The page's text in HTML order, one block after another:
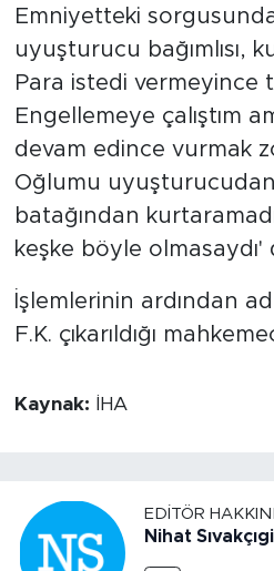
Emniyetteki
uyuşturucu bağımlısı,
Para istedi vermeyince
Engellemeye çalıştım
devam edince vurmak
Oğlumu
batağından
keşke böyle
İşlemlerinin ardından
F.K. çıkarıldığı
Kaynak: İHA
EDITÖR
Nihat Sıvakçıgil